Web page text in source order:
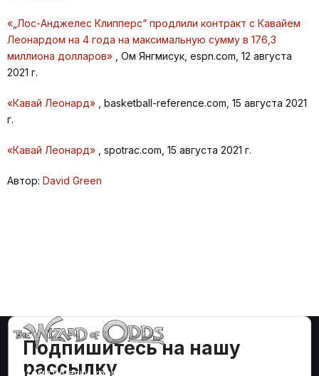
«„Лос-Анджелес Клипперс“ продлили контракт с Кавайем
Леонардом на 4 года на максимальную сумму в 176,3
миллиона долларов» , Ом Янгмисук, espn.com, 12 августа
2021 г.
«Кавай Леонард» , basketball-reference.com, 15 августа 2021
г.
«Кавай Леонард» , spotrac.com, 15 августа 2021 г.
Автор: David Green
Подпишитесь на нашу
рассылку
Математически корректные стратегии и информация